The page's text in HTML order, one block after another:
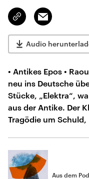
Link
kopieren/teilen
Email
Audio
• Antikes Epos •
neu ins Deutsche
Stücke, „Elektra“,
aus der Antike. Der
Tragödie um Schuld,
Aus dem